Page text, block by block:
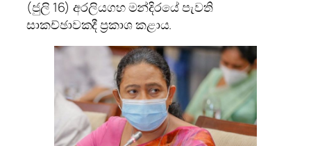
(ජුලි 16) අරලියගහ මන්දිරයේ පැවති
සාකච්ඡාවකදී ප්‍රකාශ කළාය.